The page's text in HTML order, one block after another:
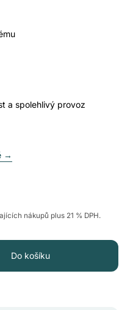
a spolehlivý provoz
→
nákupů plus 21 % DPH.
Do košíku